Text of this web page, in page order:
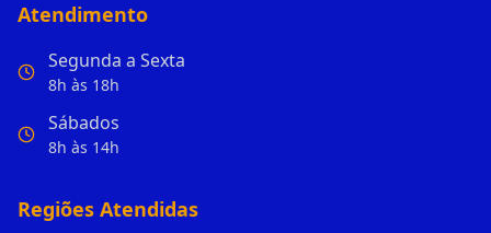
Atendimento
Segunda a Sexta
8h às 18h
Sábados
8h às 14h
Regiões Atendidas